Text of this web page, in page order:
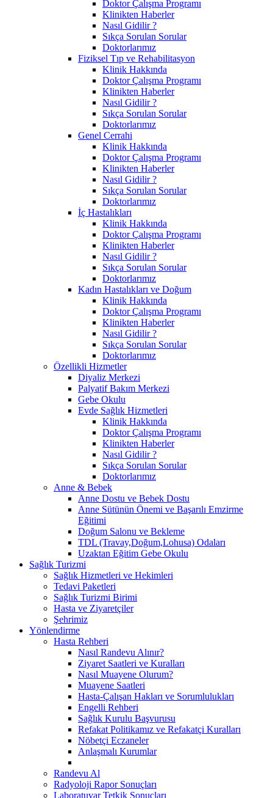
Doktor Çalışma Programı
Klinikten Haberler
Nasıl Gidilir ?
Sıkça Sorulan Sorular
Doktorlarımız
Fiziksel Tıp ve Rehabilitasyon
Klinik Hakkında
Doktor Çalışma Programı
Klinikten Haberler
Nasıl Gidilir ?
Sıkça Sorulan Sorular
Doktorlarımız
Genel Cerrahi
Klinik Hakkında
Doktor Çalışma Programı
Klinikten Haberler
Nasıl Gidilir ?
Sıkça Sorulan Sorular
Doktorlarımız
İç Hastalıkları
Klinik Hakkında
Doktor Çalışma Programı
Klinikten Haberler
Nasıl Gidilir ?
Sıkça Sorulan Sorular
Doktorlarımız
Kadın Hastalıkları ve Doğum
Klinik Hakkında
Doktor Çalışma Programı
Klinikten Haberler
Nasıl Gidilir ?
Sıkça Sorulan Sorular
Doktorlarımız
Özellikli Hizmetler
Diyaliz Merkezi
Palyatif Bakım Merkezi
Gebe Okulu
Evde Sağlık Hizmetleri
Klinik Hakkında
Doktor Çalışma Programı
Klinikten Haberler
Nasıl Gidilir ?
Sıkça Sorulan Sorular
Doktorlarımız
Anne & Bebek
Anne Dostu ve Bebek Dostu
Anne Sütünün Önemi ve Başarılı Emzirme
Eğitimi
Doğum Salonu ve Bekleme
TDL (Travay,Doğum,Lohusa) Odaları
Uzaktan Eğitim Gebe Okulu
Sağlık Turizmi
Sağlık Hizmetleri ve Hekimleri
Tedavi Paketleri
Sağlık Turizmi Birimi
Hasta ve Ziyaretçiler
Şehrimiz
Yönlendirme
Hasta Rehberi
Nasıl Randevu Alınır?
Ziyaret Saatleri ve Kuralları
Nasıl Muayene Olurum?
Muayene Saatleri
Hasta-Çalışan Hakları ve Sorumlulukları
Engelli Rehberi
Sağlık Kurulu Başvurusu
Refakat Politikamız ve Refakatçi Kuralları
Nöbetçi Eczaneler
Anlaşmalı Kurumlar
Randevu Al
Radyoloji Rapor Sonuçları
Laboratuvar Tetkik Sonuçları